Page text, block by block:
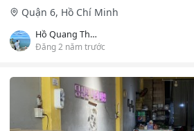
Quận 6, Hồ Chí Minh
Hồ Quang Thành
Đăng 2 năm trước